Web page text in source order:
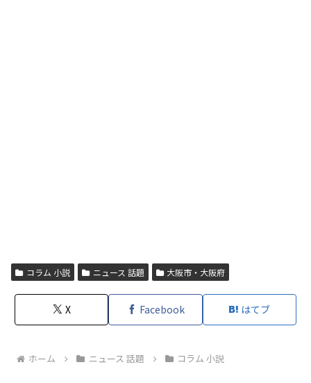
コラム 小説 ニュース 話題 大阪市・大阪府
X Facebook はてブ
ホーム ニュース 話題 コラム 小説